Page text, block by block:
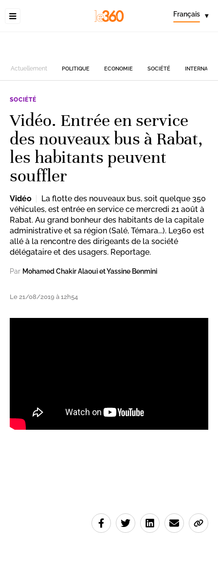
Français ▾
Actuellement POLITIQUE ECONOMIE SOCIÉTÉ
SOCIÉTÉ
Vidéo. Entrée en service
des nouveaux bus à Rabat,
les habitants peuvent
souffler
Vidéo
La flotte des nouveaux bus, soit quelque 350
véhicules, est entrée en service ce mercredi 21 août à
Rabat. Au grand bonheur des habitants de la capitale
administrative et sa région (Salé, Témara...). Le360 est
allé à la rencontre des dirigeants de la société
délégataire et des usagers. Reportage.
Par Mohamed Chakir Alaoui et Yassine Benmini
Le 21/08/2019 à 12h54